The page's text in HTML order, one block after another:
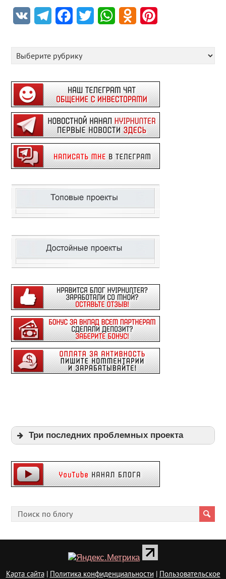
VK TelegramFacebookTwitter WhatsAppOdnoklassniki
Три последних проблемных проекта
Playpayouts
Cfgliberty
Карта сайта| Политика конфиденциальности | Пользовательское